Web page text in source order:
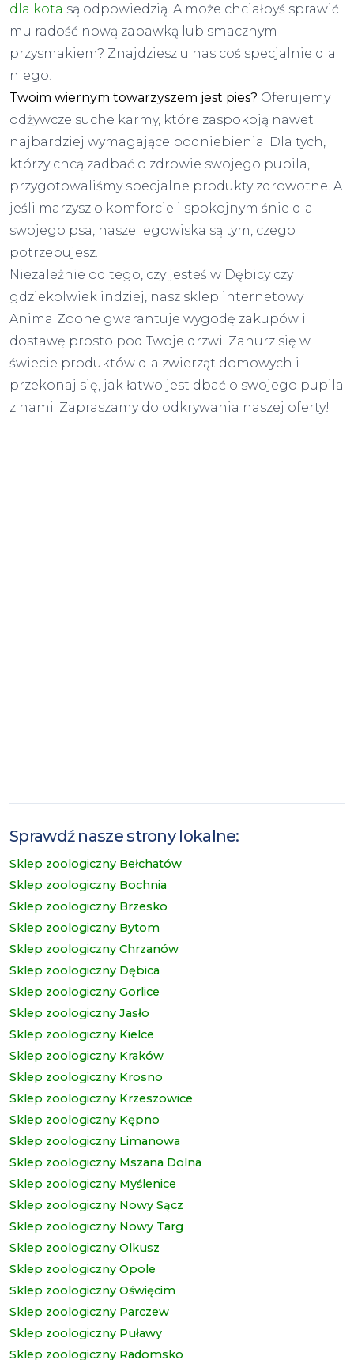
dla kota są odpowiedzią. A może chciałbyś sprawić
mu radość nową zabawką lub smacznym
przysmakiem? Znajdziesz u nas coś specjalnie dla
niego!
Twoim wiernym towarzyszem jest pies? Oferujemy
odżywcze suche karmy, które zaspokoją nawet
najbardziej wymagające podniebienia. Dla tych,
którzy chcą zadbać o zdrowie swojego pupila,
przygotowaliśmy specjalne produkty zdrowotne. A
jeśli marzysz o komforcie i spokojnym śnie dla
swojego psa, nasze legowiska są tym, czego
potrzebujesz.
Niezależnie od tego, czy jesteś w Dębicy czy
gdziekolwiek indziej, nasz sklep internetowy
AnimalZoone gwarantuje wygodę zakupów i
dostawę prosto pod Twoje drzwi. Zanurz się w
świecie produktów dla zwierząt domowych i
przekonaj się, jak łatwo jest dbać o swojego pupila
z nami. Zapraszamy do odkrywania naszej oferty!
Sprawdź nasze strony lokalne:
Sklep zoologiczny Bełchatów
Sklep zoologiczny Bochnia
Sklep zoologiczny Brzesko
Sklep zoologiczny Bytom
Sklep zoologiczny Chrzanów
Sklep zoologiczny Dębica
Sklep zoologiczny Gorlice
Sklep zoologiczny Jasło
Sklep zoologiczny Kielce
Sklep zoologiczny Kraków
Sklep zoologiczny Krosno
Sklep zoologiczny Krzeszowice
Sklep zoologiczny Kępno
Sklep zoologiczny Limanowa
Sklep zoologiczny Mszana Dolna
Sklep zoologiczny Myślenice
Sklep zoologiczny Nowy Sącz
Sklep zoologiczny Nowy Targ
Sklep zoologiczny Olkusz
Sklep zoologiczny Opole
Sklep zoologiczny Oświęcim
Sklep zoologiczny Parczew
Sklep zoologiczny Puławy
Sklep zoologiczny Radomsko